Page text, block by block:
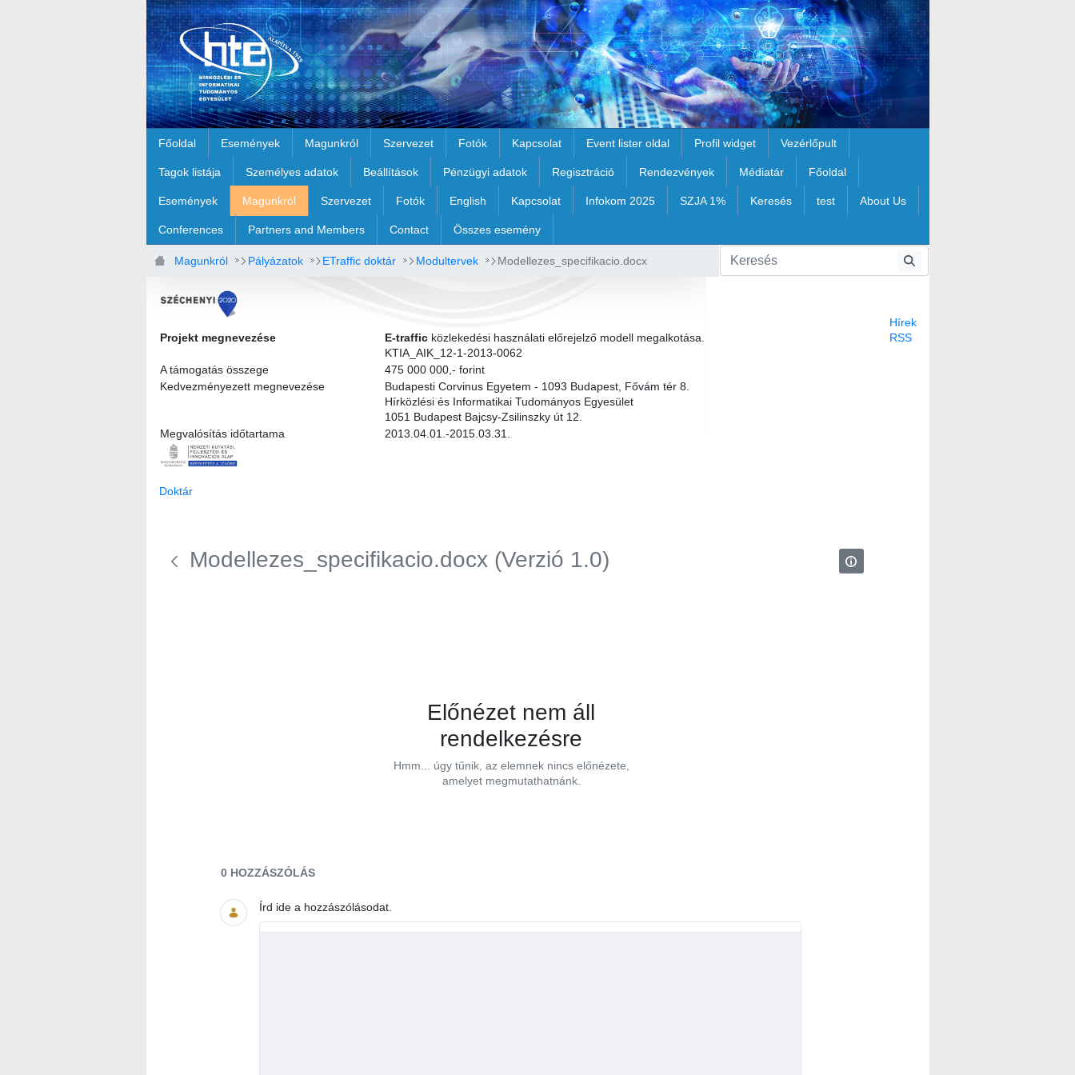
Főoldal Események Magunkról Szervezet Fotók Kapcsolat Event lister oldal Profil widget Vezérlőpult
Tagok listája Személyes adatok Beállítások Pénzügyi adatok Regisztráció Rendezvények Médiatár Főoldal
Események Magunkról Szervezet Fotók English Kapcsolat Infokom 2025 SZJA 1% Keresés test About Us
Conferences Partners and Members Contact Összes esemény
Magunkról Pályázatok ETraffic doktár Modultervek Modellezes_specifikacio.docx
Projekt megnevezése E-trafficközlekedési használati előrejelző modell megalkotása.
KTIA_AIK_12-1-2013-0062
A támogatás összege
475 000 000,- forint
Kedvezményezett megnevezése
Budapesti Corvinus Egyetem - 1093 Budapest, Fővám tér 8.
Hírközlési és Informatikai Tudományos Egyesület
1051 Budapest Bajcsy-Zsilinszky út 12.
Megvalósítás időtartama
2013.04.01.-2015.03.31.
Doktár
Modellezes_specifikacio.docx (Verzió 1.0)
Előnézet nem áll
rendelkezésre
Hmm... úgy tűnik, az elemnek nincs előnézete,
amelyet megmutathatnánk.
Dokumentumok és médiafájlok
0 HOZZÁSZÓLÁS
Írd ide a hozzászólásodat.
Hírek
RSS